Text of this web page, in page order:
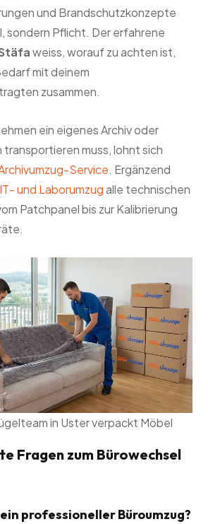
und Brandschutzkonzepte
sondern Pflicht. Der erfahrene
weiss, worauf zu achten ist,
mit deinem
zusammen.
ein eigenes Archiv oder
muss, lohnt sich
Service. Ergänzend
IT- und Laborumzugalle technischen
Patchpanel bis zur Kalibrierung
in Uster verpackt Möbel
Fragen zum Bürowechsel
professioneller Büroumzug?